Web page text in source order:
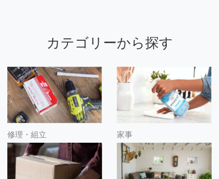
カテゴリーから探す
修理・組立 家事